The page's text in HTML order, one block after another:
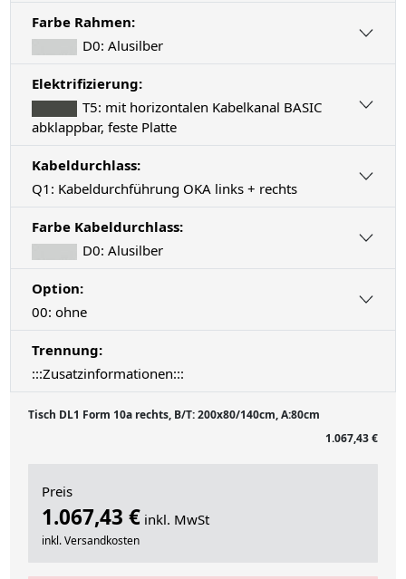
Farbe Rahmen:
D0: Alusilber
Elektrifizierung:
T5: mit horizontalen Kabelkanal BASIC
abklappbar, feste Platte
Kabeldurchlass:
Q1: Kabeldurchführung OKA links + rechts
Farbe Kabeldurchlass:
D0: Alusilber
Option:
00: ohne
Trennung:
:::Zusatzinformationen:::
Tisch DL1 Form 10a rechts, B/T: 200x80/140cm, A:80cm
1.067,43 €
Preis
1.067,43 € inkl. MwSt
inkl. Versandkosten